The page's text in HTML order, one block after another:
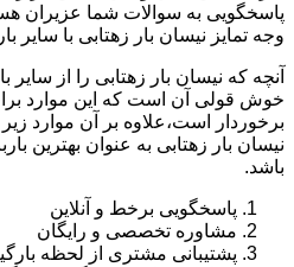
پاسخگویی به سوالات شما عزیران
وجه تمایز نیسان بار زهتابی با سایر
آنچه که نیسان بار زهتابی را از سایر
خوش قولی آن است که این موارد
برخوردار است،علاوه بر آن موارد
نیسان بار زهتابی به عنوان بهترین
باشد.
پاسخگویی برخط و آنلاین
مشاوره تخصصی و رایگان
پشتیبانی مشتری از لحظه